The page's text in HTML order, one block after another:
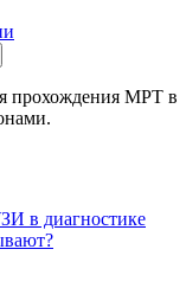
прохождения МРТ в
в диагностике